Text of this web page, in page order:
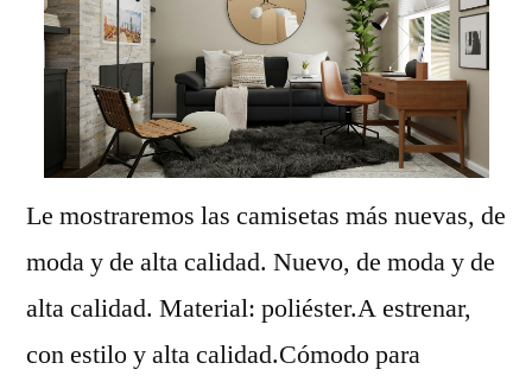
Le mostraremos las camisetas más nuevas, de
moda y de alta calidad. Nuevo, de moda y de
alta calidad. Material: poliéster.A estrenar,
con estilo y alta calidad.Cómodo para